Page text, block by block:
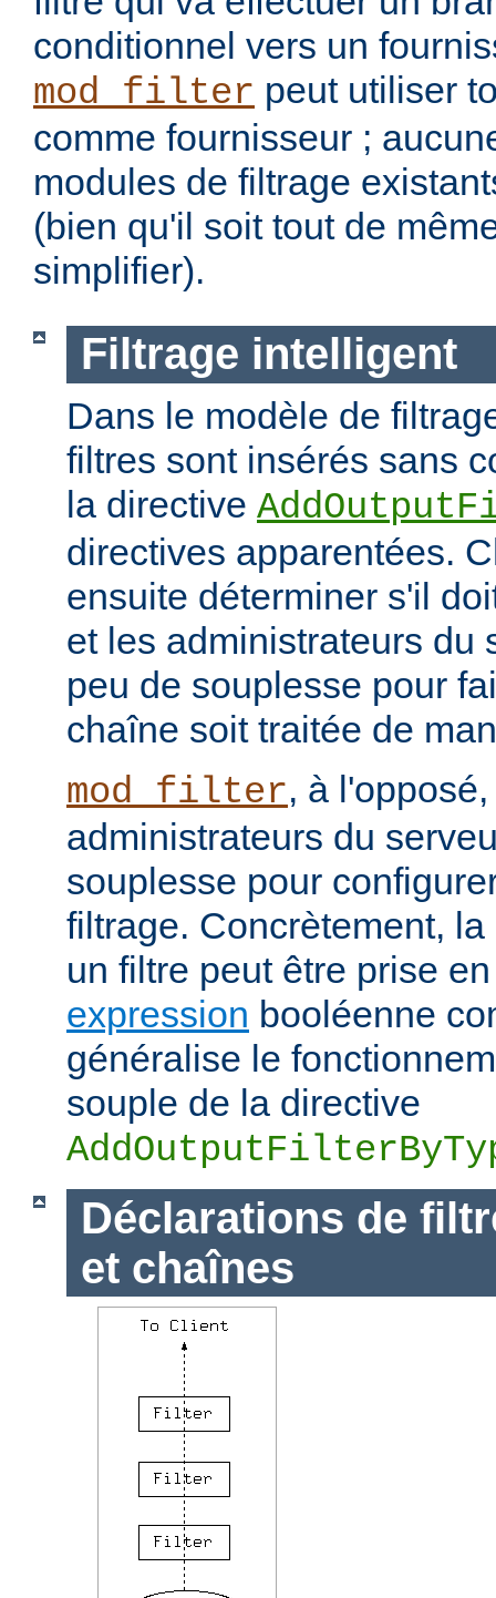
conditionnel vers un
mod_filter peut utiliser
comme fournisseur ;
modules de filtrage
(bien qu'il soit tout de
simplifier).
Filtrage intelligent
Dans le modèle de
filtres sont insérés sans
la directive
directives apparentées.
ensuite déterminer s'il
et les administrateurs du
peu de souplesse pour
chaîne soit traitée de
mod_filter, à
administrateurs du
souplesse pour
filtrage. Concrètement,
un filtre peut être prise
expression booléenne
généralise le
souple de la directive
Déclarations de
et chaînes